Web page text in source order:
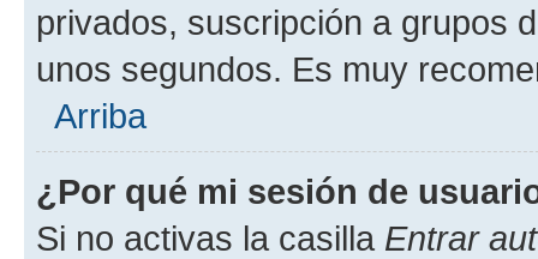
privados, suscripción a grupos
unos segundos. Es muy
Arriba
¿Por qué mi sesión de
Si no activas la casilla Entrar